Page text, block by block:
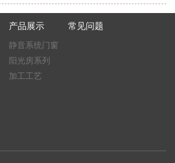
产品展示
静音系统门窗
阳光房系列
加工工艺
常见问题